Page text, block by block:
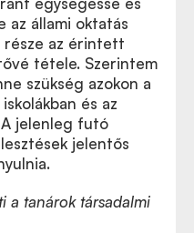
az állami oktatás
része az érintett
tétele. Szerintem
szükség azokon a
és az
jelenleg futó
jelentős
a tanárok társadalmi